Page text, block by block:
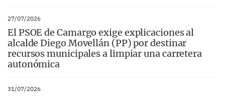
27/07/2026
El PSOE de Camargo exige explicaciones al
alcalde Diego Movellán (PP) por destinar
recursos municipales a limpiar una carretera
autonómica
31/07/2026